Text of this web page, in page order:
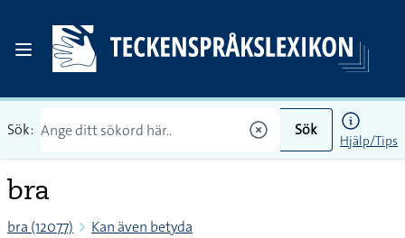
Sök: Sök
Hjälp/Tips
bra
bra (12077) Kan även betyda